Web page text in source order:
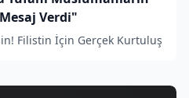
Verdi"
Filistin İçin Gerçek Kurtuluş